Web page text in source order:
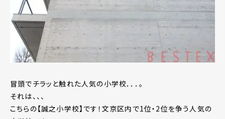
冒頭でチラッと触れた人気の小学校．．．。
それは、、、
こちらの【誠之小学校】です！文京区内で1位・2位を争う人気の